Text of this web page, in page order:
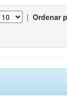
| Ordenar